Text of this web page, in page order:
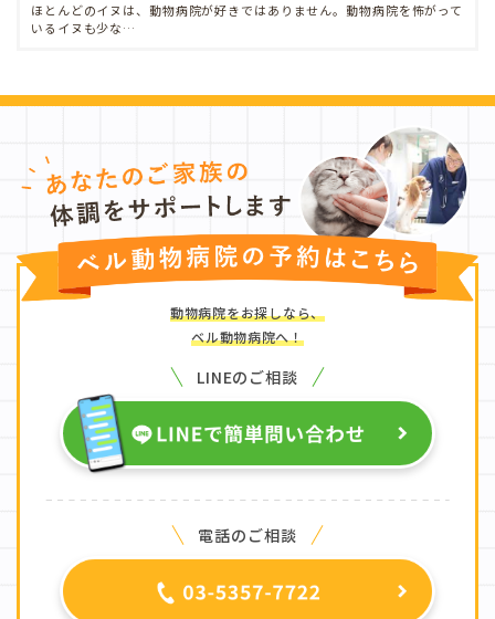
ほとんどのイヌは、動物病院が好きではありません。動物病院を怖がって
いるイヌも少な…
動物病院をお探しなら、
ベル動物病院へ！
LINEのご相談
電話のご相談